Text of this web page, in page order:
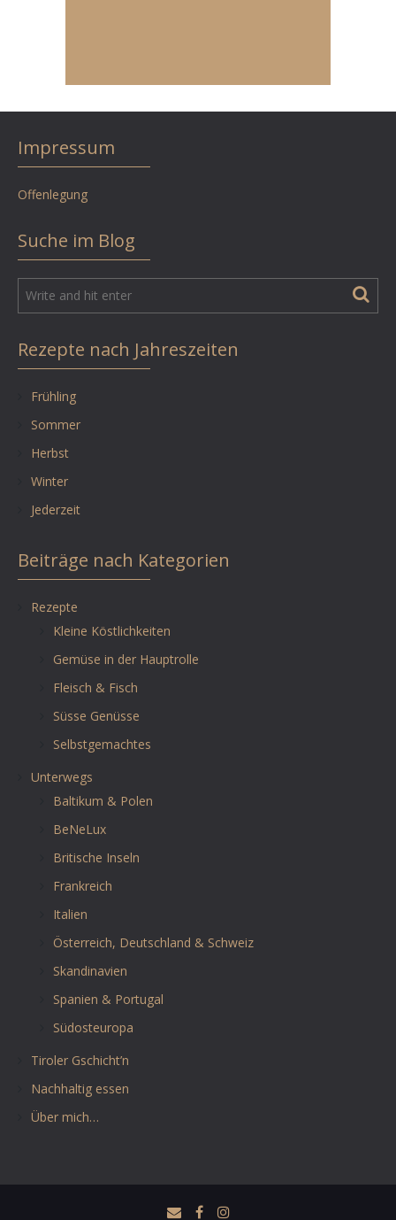
Impressum
Offenlegung
Suche im Blog
Rezepte nach Jahreszeiten
Frühling
Sommer
Herbst
Winter
Jederzeit
Beiträge nach Kategorien
Rezepte
Kleine Köstlichkeiten
Gemüse in der Hauptrolle
Fleisch & Fisch
Süsse Genüsse
Selbstgemachtes
Unterwegs
Baltikum & Polen
BeNeLux
Britische Inseln
Frankreich
Italien
Österreich, Deutschland & Schweiz
Skandinavien
Spanien & Portugal
Südosteuropa
Tiroler Gschicht’n
Nachhaltig essen
Über mich…